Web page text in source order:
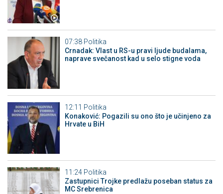
07:38 Politika
Crnadak: Vlast u RS-u pravi ljude budalama,
naprave svečanost kad u selo stigne voda
12:11 Politika
Konaković: Pogazili su ono što je učinjeno za
Hrvate u BiH
11:24 Politika
Zastupnici Trojke predlažu poseban status za
MC Srebrenica